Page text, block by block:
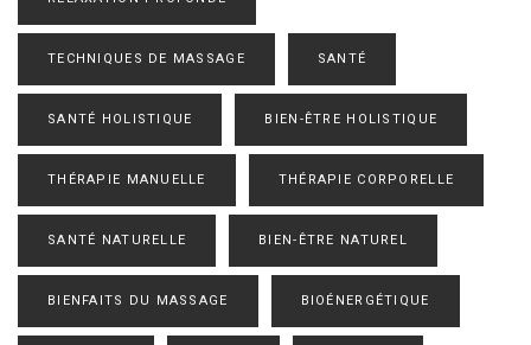
TECHNIQUES DE MASSAGE SANTÉ
SANTÉ HOLISTIQUE BIEN-ÊTRE HOLISTIQUE
THÉRAPIE MANUELLE THÉRAPIE CORPORELLE
SANTÉ NATURELLE BIEN-ÊTRE NATUREL
BIENFAITS DU MASSAGE BIOÉNERGÉTIQUE